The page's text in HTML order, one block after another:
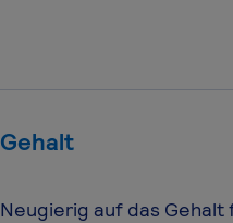
Gehalt
Neugierig auf das Gehalt